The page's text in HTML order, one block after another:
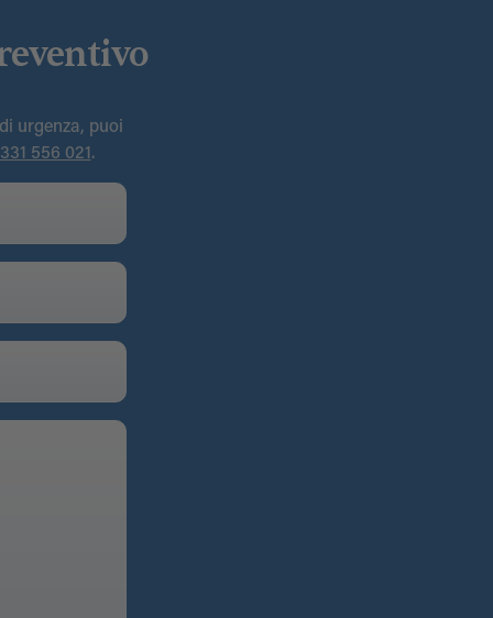
urgenza, puoi
556 021 .